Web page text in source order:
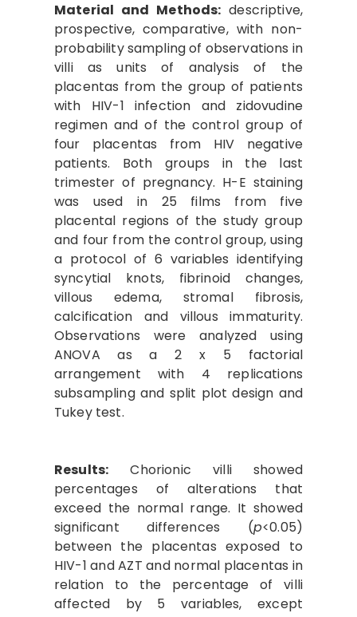
Material and Methods: descriptive,
prospective, comparative, with non-
probability sampling of observations in
villi as units of analysis of the
placentas from the group of patients
with HIV-1 infection and zidovudine
regimen and of the control group of
four placentas from HIV negative
patients. Both groups in the last
trimester of pregnancy. H-E staining
was used in 25 films from five
placental regions of the study group
and four from the control group, using
a protocol of 6 variables identifying
syncytial knots, fibrinoid changes,
villous edema, stromal fibrosis,
calcification and villous immaturity.
Observations were analyzed using
ANOVA as a 2 x 5 factorial
arrangement with 4 replications
subsampling and split plot design and
Tukey test.
Results: Chorionic villi showed
percentages of alterations that
exceed the normal range. It showed
significant differences (p<0.05)
between the placentas exposed to
HIV-1 and AZT and normal placentas in
relation to the percentage of villi
affected by 5 variables, except